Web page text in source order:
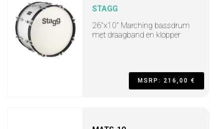
STAGG
26"x10" Marching bassdrum
met draagband en klopper
MSRP: 216,00 €